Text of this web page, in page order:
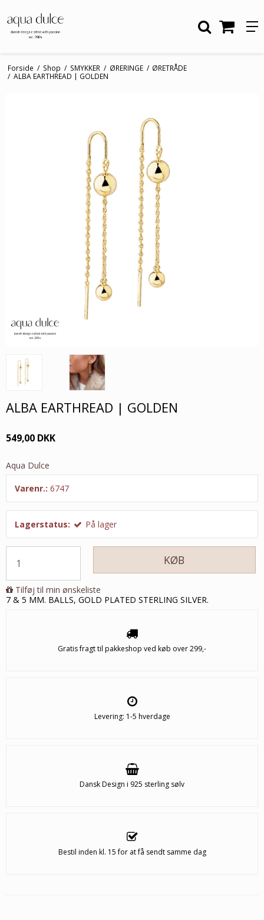
Forside / Shop / SMYKKER / ØRERINGE / ØRETRÅDE
/ ALBA EARTHREAD | GOLDEN
ALBA EARTHREAD | GOLDEN
549,00 DKK
Aqua Dulce
Varenr.: 6747
Lagerstatus: På lager
KØB
Tilføj til min ønskeliste
7 & 5 MM. BALLS, GOLD PLATED STERLING SILVER.
Gratis fragt til pakkeshop ved køb over 299,-
Levering: 1-5 hverdage
Dansk Design i 925 sterling sølv
Bestil inden kl. 15 for at få sendt samme dag